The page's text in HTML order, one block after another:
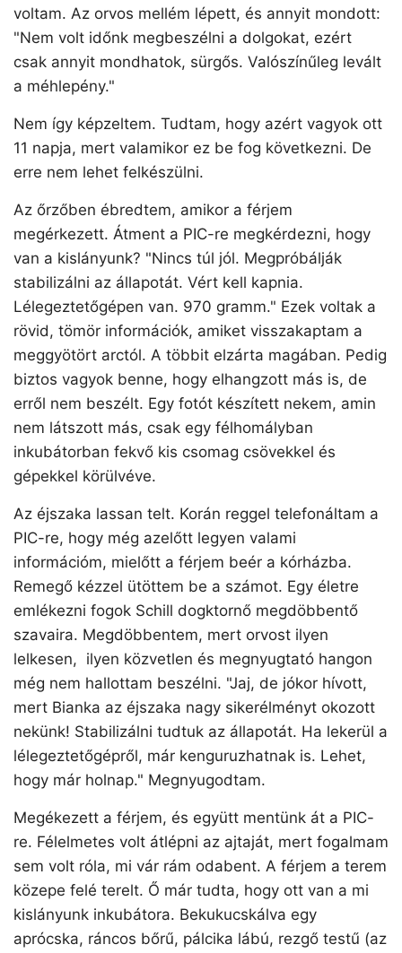
voltam. Az orvos mellém lépett, és annyit mondott:
"Nem volt időnk megbeszélni a dolgokat, ezért
csak annyit mondhatok, sürgős. Valószínűleg levált
a méhlepény."
Nem így képzeltem. Tudtam, hogy azért vagyok ott
11 napja, mert valamikor ez be fog következni. De
erre nem lehet felkészülni.
Az őrzőben ébredtem, amikor a férjem
megérkezett. Átment a PIC-re megkérdezni, hogy
van a kislányunk? "Nincs túl jól. Megpróbálják
stabilizálni az állapotát. Vért kell kapnia.
Lélegeztetőgépen van. 970 gramm." Ezek voltak a
rövid, tömör információk, amiket visszakaptam a
meggyötört arctól. A többit elzárta magában. Pedig
biztos vagyok benne, hogy elhangzott más is, de
erről nem beszélt. Egy fotót készített nekem, amin
nem látszott más, csak egy félhomályban
inkubátorban fekvő kis csomag csövekkel és
gépekkel körülvéve.
Az éjszaka lassan telt. Korán reggel telefonáltam a
PIC-re, hogy még azelőtt legyen valami
információm, mielőtt a férjem beér a kórházba.
Remegő kézzel ütöttem be a számot. Egy életre
emlékezni fogok Schill dogktornő megdöbbentő
szavaira. Megdöbbentem, mert orvost ilyen
lelkesen, ilyen közvetlen és megnyugtató hangon
még nem hallottam beszélni. "Jaj, de jókor hívott,
mert Bianka az éjszaka nagy sikerélményt okozott
nekünk! Stabilizálni tudtuk az állapotát. Ha lekerül a
lélegeztetőgépről, már kenguruzhatnak is. Lehet,
hogy már holnap." Megnyugodtam.
Megékezett a férjem, és együtt mentünk át a PIC-
re. Félelmetes volt átlépni az ajtaját, mert fogalmam
sem volt róla, mi vár rám odabent. A férjem a terem
közepe felé terelt. Ő már tudta, hogy ott van a mi
kislányunk inkubátora. Bekukucskálva egy
aprócska, ráncos bőrű, pálcika lábú, rezgő testű (az